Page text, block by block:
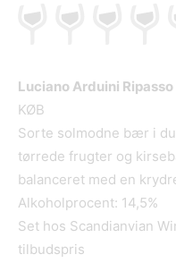
Luciano Arduini Ripasso
KØB
Sorte solmodne bær i
tørrede frugter og
balanceret med en
Alkoholprocent: 14,5%
Set hos Scandianvian
tilbudspris